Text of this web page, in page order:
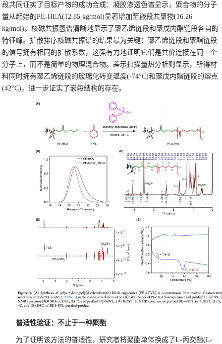
段共同证实了目标产物的成功合成：凝胶渗透色谱显示，聚合物的分子
量从起始的PE-HEA(12.85 kg/mol)显著增加至嵌段共聚物(16.26
kg/mol)。核磁共振氢谱清晰地显示了聚乙烯链段和聚戊内酯链段各自的
特征峰。扩散排序核磁共振谱的结果最为关键：聚乙烯链段和聚酯链段
的信号拥有相同的扩散系数，这强有力地证明它们是共价连接在同一个
分子上，而不是简单的物理混合物。差示扫描量热分析则显示，所得材
料同时拥有聚乙烯链段的玻璃化转变温度(-74°C)和聚戊内酯链段的熔点
(42°C)，进一步证实了嵌段结构的存在。
普适性验证：不止于一种聚酯
为了证明该方法的普适性，研究者将聚酯单体换成了L-丙交酯(L-